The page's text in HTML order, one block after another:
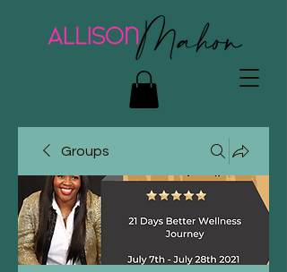
Groups